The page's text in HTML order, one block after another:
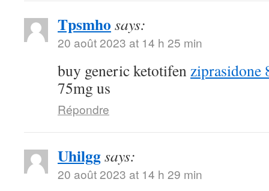
Tpsmho says:
20 août 2023 at 14 h 25 min
buy generic ketotifenziprasidone
75mg us
Répondre
Uhilggsays:
20 août 2023 at 14 h 29 min